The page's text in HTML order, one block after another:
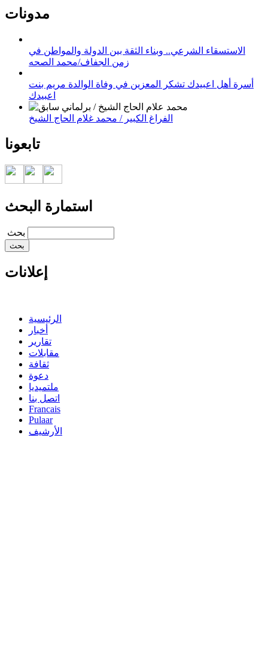
مدونات
الاستسقاء الشرعي.. وبناء الثقة بين الدولة والمواطن في
زمن الجفاف/محمد الصحه
أسرة أهل اعبيدك تشكر المعزين في وفاة الوالدة مريم بنت
اعبيدك
الفراغ الكبير / محمد غلام الحاج الشيخ
تابعونا
استمارة البحث
‏بحث ‏
إعلانات
الرئيسية
أخبار
تقارير
مقابلات
ثقافة
دعوة
ملتميديا
اتصل بنا
Francais
Pulaar
الأرشيف